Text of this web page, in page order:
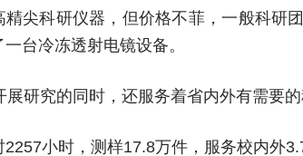
尖科研仪器，但价格不菲，一般科研
台冷冻透射电镜设备。
研究的同时，还服务着省内外有需要的
小时，测样17.8万件，服务校内外